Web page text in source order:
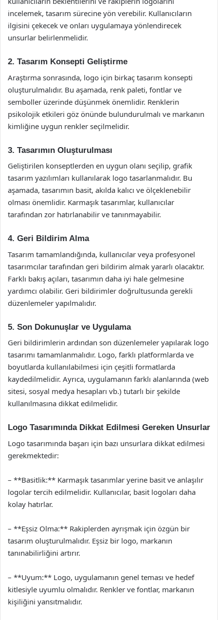
incelemek, tasarım sürecine yön verebilir. Kullanıcıların
ilgisini çekecek ve onları uygulamaya yönlendirecek
unsurlar belirlenmelidir.
2. Tasarım Konsepti Geliştirme
Araştırma sonrasında, logo için birkaç tasarım konsepti
oluşturulmalıdır. Bu aşamada, renk paleti, fontlar ve
semboller üzerinde düşünmek önemlidir. Renklerin
psikolojik etkileri göz önünde bulundurulmalı ve markanın
kimliğine uygun renkler seçilmelidir.
3. Tasarımın Oluşturulması
Geliştirilen konseptlerden en uygun olanı seçilip, grafik
tasarım yazılımları kullanılarak logo tasarlanmalıdır. Bu
aşamada, tasarımın basit, akılda kalıcı ve ölçeklenebilir
olması önemlidir. Karmaşık tasarımlar, kullanıcılar
tarafından zor hatırlanabilir ve tanınmayabilir.
4. Geri Bildirim Alma
Tasarım tamamlandığında, kullanıcılar veya profesyonel
tasarımcılar tarafından geri bildirim almak yararlı olacaktır.
Farklı bakış açıları, tasarımın daha iyi hale gelmesine
yardımcı olabilir. Geri bildirimler doğrultusunda gerekli
düzenlemeler yapılmalıdır.
5. Son Dokunuşlar ve Uygulama
Geri bildirimlerin ardından son düzenlemeler yapılarak logo
tasarımı tamamlanmalıdır. Logo, farklı platformlarda ve
boyutlarda kullanılabilmesi için çeşitli formatlarda
kaydedilmelidir. Ayrıca, uygulamanın farklı alanlarında (web
sitesi, sosyal medya hesapları vb.) tutarlı bir şekilde
kullanılmasına dikkat edilmelidir.
Logo Tasarımında Dikkat Edilmesi Gereken Unsurlar
Logo tasarımında başarı için bazı unsurlara dikkat edilmesi
gerekmektedir:
– **Basitlik:** Karmaşık tasarımlar yerine basit ve anlaşılır
logolar tercih edilmelidir. Kullanıcılar, basit logoları daha
kolay hatırlar.
– **Eşsiz Olma:** Rakiplerden ayrışmak için özgün bir
tasarım oluşturulmalıdır. Eşsiz bir logo, markanın
tanınabilirliğini artırır.
– **Uyum:** Logo, uygulamanın genel teması ve hedef
kitlesiyle uyumlu olmalıdır. Renkler ve fontlar, markanın
kişiliğini yansıtmalıdır.